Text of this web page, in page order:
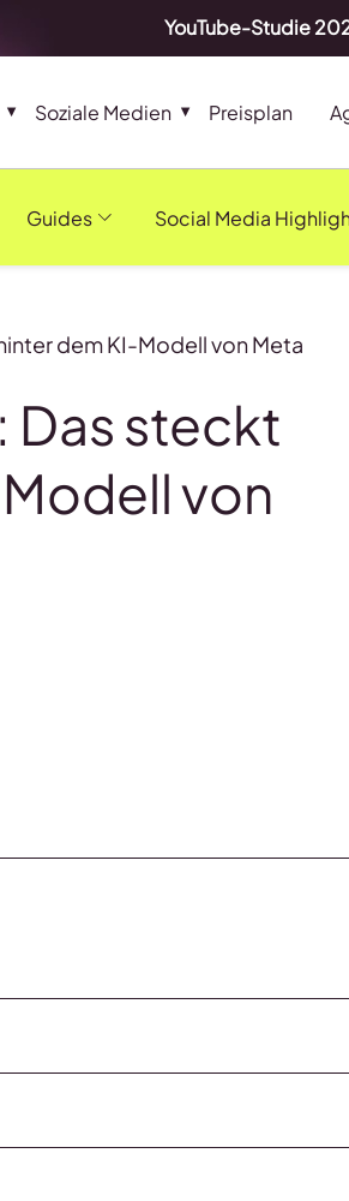
YouTube-Studie
Soziale Medien Preisplan
Guides Social Media
dem KI-Modell von Meta
Das steckt
von